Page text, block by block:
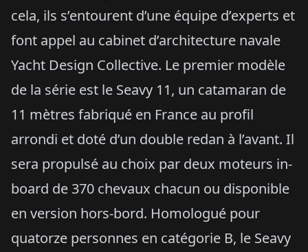
cela, ils s’entourent d’une équipe d’experts et
font appel au cabinet d’architecture navale
Yacht Design Collective. Le premier modèle
de la série est le Seavy 11, un catamaran de
11 mètres fabriqué en France au profil
arrondi et doté d’un double redan à l’avant. Il
sera propulsé au choix par deux moteurs in-
board de 370 chevaux chacun ou disponible
en version hors-bord. Homologué pour
quatorze personnes en catégorie B, le Seavy